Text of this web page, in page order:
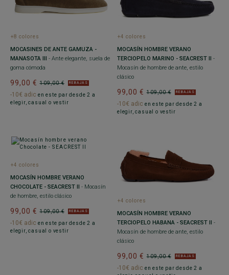
+8 colores
MOCASINES DE ANTE GAMUZA -
MANASOTA III - Ante elegante, suela de
goma cómoda
109,00 €
99,00 € REBAJAS
-10€ adic en este par desde 2 a
elegir, casual o vestir
+4 colores
MOCASÍN HOMBRE VERANO
TERCIOPELO MARINO - SEACREST II -
Mocasín de hombre de ante, estilo
clásico
109,00 €
99,00 € REBAJAS
-10€ adic en este par desde 2 a
elegir, casual o vestir
+4 colores
MOCASÍN HOMBRE VERANO
CHOCOLATE - SEACREST II - Mocasín
de hombre, estilo clásico
109,00 €
99,00 € REBAJAS
-10€ adic en este par desde 2 a
elegir, casual o vestir
+4 colores
MOCASÍN HOMBRE VERANO
TERCIOPELO HABANA - SEACREST II -
Mocasín de hombre de ante, estilo
clásico
109,00 €
99,00 € REBAJAS
-10€ adic en este par desde 2 a